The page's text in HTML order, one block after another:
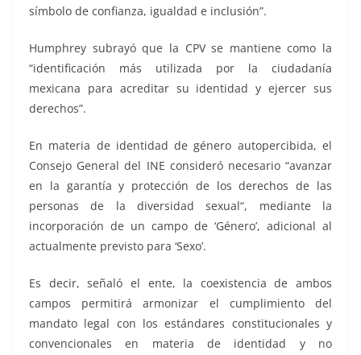
símbolo de confianza, igualdad e inclusión”.
Humphrey subrayó que la CPV se mantiene como la
“identificación más utilizada por la ciudadanía
mexicana para acreditar su identidad y ejercer sus
derechos”.
En materia de identidad de género autopercibida, el
Consejo General del INE consideró necesario “avanzar
en la garantía y protección de los derechos de las
personas de la diversidad sexual“, mediante la
incorporación de un campo de ‘Género’, adicional al
actualmente previsto para ‘Sexo’.
Es decir, señaló el ente, la coexistencia de ambos
campos permitirá armonizar el cumplimiento del
mandato legal con los estándares constitucionales y
convencionales en materia de identidad y no